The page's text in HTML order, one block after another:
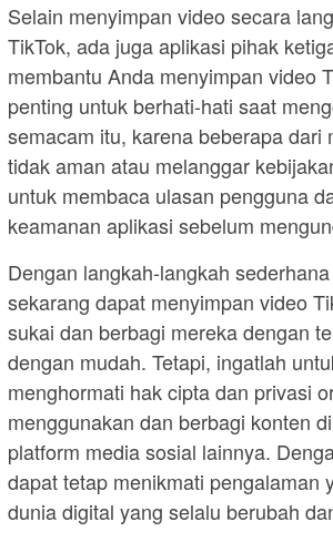
Selain menyimpan video secara
TikTok, ada juga aplikasi pihak
membantu Anda menyimpan video
penting untuk berhati-hati saat
semacam itu, karena beberapa dari
tidak aman atau melanggar
untuk membaca ulasan pengguna
keamanan aplikasi sebelum
Dengan langkah-langkah
sekarang dapat menyimpan video
sukai dan berbagi mereka dengan
dengan mudah. Tetapi, ingatlah
menghormati hak cipta dan privasi
menggunakan dan berbagi konten
platform media sosial lainnya.
dapat tetap menikmati pengalaman
dunia digital yang selalu berubah